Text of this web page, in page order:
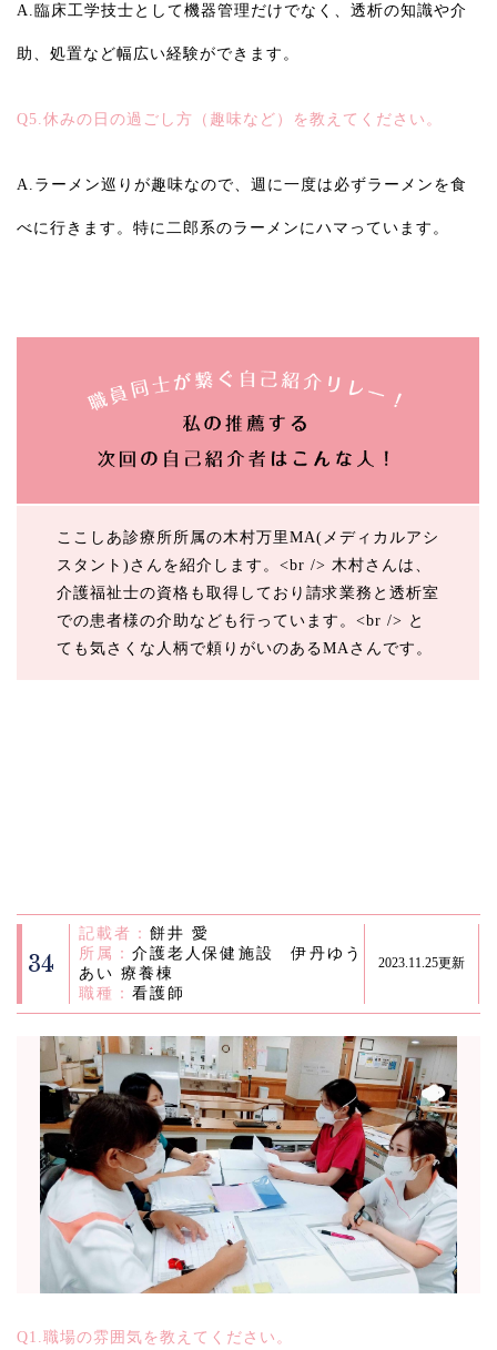
A.臨床工学技士として機器管理だけでなく、透析の知識や介
助、処置など幅広い経験ができます。
Q5.休みの日の過ごし方（趣味など）を教えてください。
A.ラーメン巡りが趣味なので、週に一度は必ずラーメンを食
べに行きます。特に二郎系のラーメンにハマっています。
ここしあ診療所所属の木村万里MA(メディカルアシ
スタント)さんを紹介します。<br /> 木村さんは、
介護福祉士の資格も取得しており請求業務と透析室
での患者様の介助なども行っています。<br /> と
ても気さくな人柄で頼りがいのあるMAさんです。
34
記載者：餅井 愛
所属：介護老人保健施設 伊丹ゆう
あい 療養棟
職種：看護師
2023.11.25更新
Q1.職場の雰囲気を教えてください。